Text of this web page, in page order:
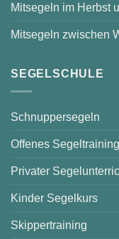
Mitsegeln im Herbst
Mitsegeln zwischen
SEGELSCHULE
Schnuppersegeln
Offenes Segeltraining
Privater
Kinder Segelkurs
Skippertraining